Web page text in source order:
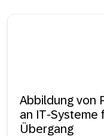
Abbildung von
an IT-Systeme
Übergang